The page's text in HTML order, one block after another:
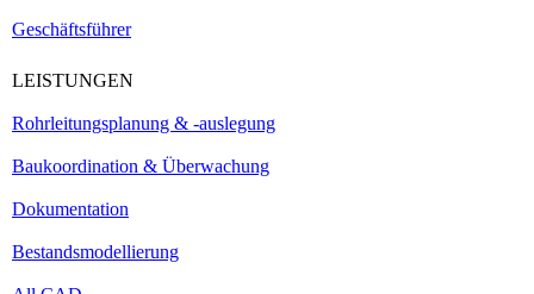
Geschäftsführer
LEISTUNGEN
Rohrleitungsplanung & -auslegung
Baukoordination & Überwachung
Dokumentation
Bestandsmodellierung